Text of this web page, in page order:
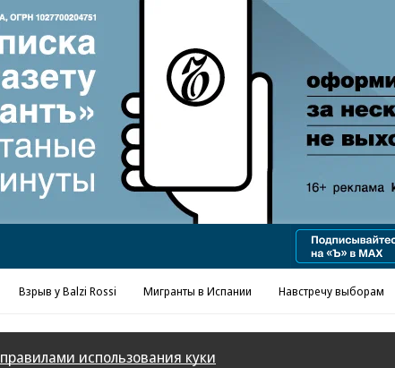
Взрыв у Balzi Rossi Мигранты в Испании Навстречу выборам
правилами использования куки